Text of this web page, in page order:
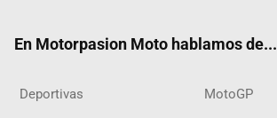
En Motorpasion Moto hablamos de...
Deportivas MotoGP